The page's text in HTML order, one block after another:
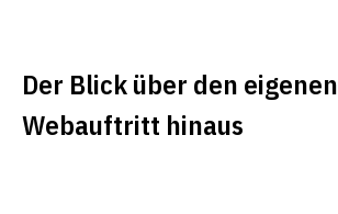
Der Blick über den eigenen
Webauftritt hinaus